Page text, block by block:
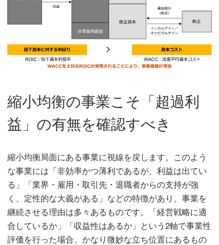
縮小均衡の事業こそ「超過利
益」の有無を確認すべき
縮小均衡局面にある事業に視線を戻します。このよう
な事業には「非効率かつ薄利であるが、利益は出てい
る」「業界・雇用・取引先・退職者からの支持が強
く、定性的な大義がある」などの特徴があり、事業を
継続させる理由は多々あるものです。「経営戦略に適
合しているか」「収益性はあるか」という2軸で事業性
評価を行った場合、かなり微妙な立ち位置にあるもの